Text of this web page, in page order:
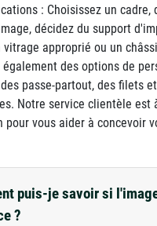
: Choisissez un cadre,
décidez du support
vitrage approprié ou un
également des options de
passe-partout, des filets
Notre service clientèle est
pour vous aider à concevoir
puis-je savoir si
?